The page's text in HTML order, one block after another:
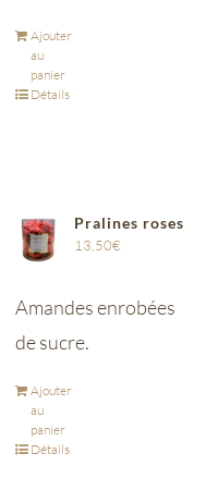
Ajouter
au
panier
Détails
Pralines roses
13,50€
Amandes enrobées
de sucre.
Ajouter
au
panier
Détails